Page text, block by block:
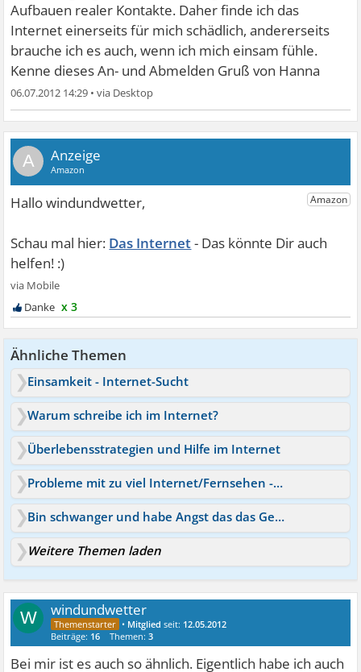
Aufbauen realer Kontakte. Daher finde ich das
Internet einerseits für mich schädlich, andererseits
brauche ich es auch, wenn ich mich einsam fühle.
Kenne dieses An- und Abmelden Gruß von Hanna
06.07.2012 14:29 •
A
Das Internet
x 3
Ähnliche Themen
Einsamkeit - Internet-Sucht
Warum schreibe ich im Internet?
Überlebensstrategien und Hilfe im Internet
Probleme mit zu viel Internet/Fernsehen - Gleichgesinnte?
Bin schwanger und habe Angst das das Geld nicht reicht
Weitere Themen laden
W windundwetter
• Mitglied seit: 12.05.2012
Beiträge: 16 Themen:3
Bei mir ist es auch so ähnlich. Eigentlich habe ich auch